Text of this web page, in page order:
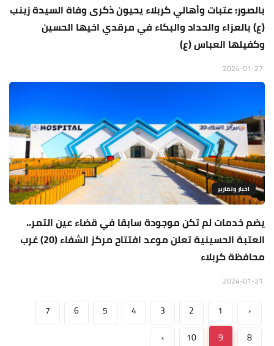
بالصور: عتبات وأهالي كربلاء يحيون ذكرى وفاة السيدة زينب
(ع) بالعزاء والحداد والبكاء في مرقدي اخيها الحسين
وكفيلها العباس (ع)
اخبار وتقارير
يضم خدمات لم تكن موجودة سابقا في قضاء عين التمر..
العتبة الحسينية تعلن موعد افتتاح مركز الشفاء (20) غرب
محافظة كربلاء
‹
1
2
3
4
5
6
7
8
9
10
›